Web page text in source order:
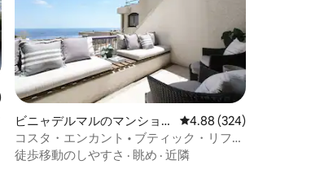
件、5つ星中4.97つ星の平均評価
ビニャデルマルのマンショ
ン・アパート
レビュー324件、5つ星
4.88 (324)
コスタ・エンカント • ブティック・リフュ
ージオ • レニャカ
徒歩移動のしやすさ · 眺め · 近隣